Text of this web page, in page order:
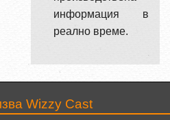
информация в
реално време.
Wizzy Cast